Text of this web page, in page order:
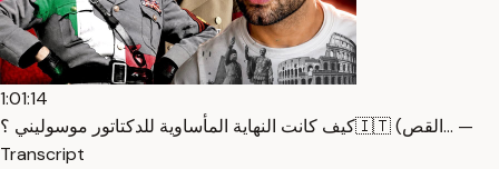
1:01:14
كيف كانت النهاية المأساوية للدكتاتور موسوليني ؟🇮🇹 (القص… —
Transcript